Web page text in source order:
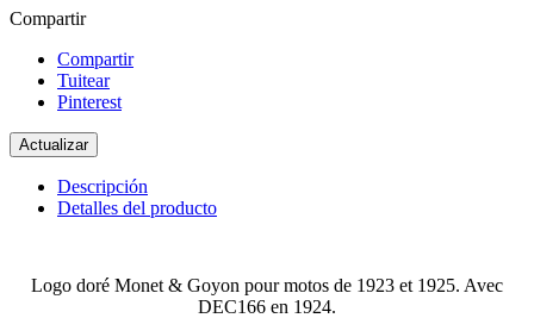
Compartir
Compartir
Tuitear
Pinterest
Descripción
Detalles del producto
Logo doré Monet & Goyon pour motos de 1923 et 1925. Avec
DEC166 en 1924.